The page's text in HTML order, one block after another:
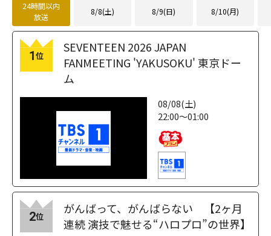
24時間以内
放送
8/8(土) 8/9(日) 8/10(月)
1位
SEVENTEEN 2026 JAPAN
FANMEETING 'YAKUSOKU' 東京ドー
ム
08/08(土)
22:00～01:00
2位
がんばって、がんばらない 【2ヶ月
連続 演技で魅せる“ハロプロ”の世界】